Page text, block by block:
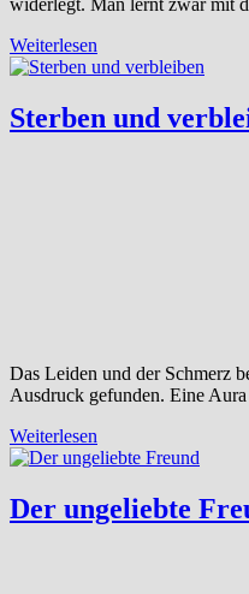
widerlegt. Man lernt zwar mit
Weiterlesen
Sterben und
Das Leiden und der Schmerz
Ausdruck gefunden. Eine
Weiterlesen
Der ungeliebte